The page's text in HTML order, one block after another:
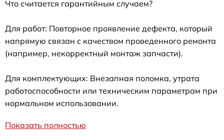
Что считается гарантийным случаем?
Для работ: Повторное проявление дефекта, который
напрямую связан с качеством проведенного ремонта
(например, некорректный монтаж запчасти).
Для комплектующих: Внезапная поломка, утрата
работоспособности или техническим параметрам при
нормальном использовании.
Показать полностью